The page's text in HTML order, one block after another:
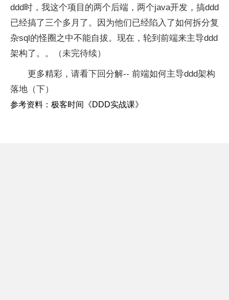
ddd时，我这个项目的两个后端，两个java开发，搞ddd
已经搞了三个多月了。因为他们已经陷入了如何拆分复
杂sql的怪圈之中不能自拔。现在，轮到前端来主导ddd
架构了。。（未完待续）
更多精彩，请看下回分解-- 前端如何主导ddd架构
落地（下）
参考资料：极客时间《DDD实战课》